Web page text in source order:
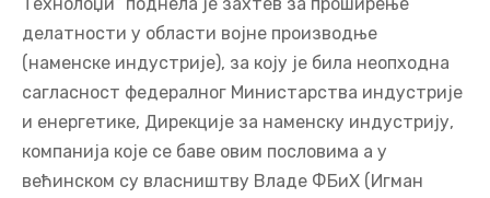
делатности у области војне производње
(наменске индустрије), за коју је била неопходна
сагласност федералног Министарства индустрије
и енергетике, Дирекције за наменску индустрију,
компанија које се баве овим пословима а у
већинском су власништву Владе ФБиХ (Игман